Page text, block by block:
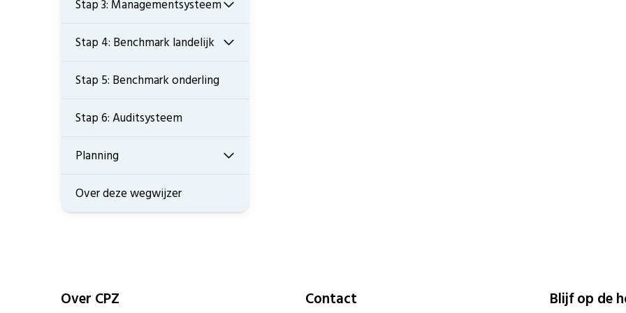
Stap 3: Managementsysteem
Stap 4: Benchmark landelijk
Stap 5: Benchmark onderling
Stap 6: Auditsysteem
Planning
Over deze wegwijzer
Over CPZ Contact Blijf op de